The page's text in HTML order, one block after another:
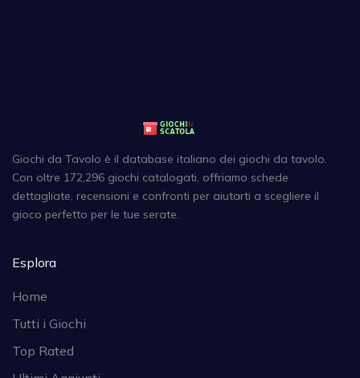
Giochi da Tavolo è il database italiano dei giochi da tavolo.
Con oltre 172,296 giochi catalogati, offriamo schede
dettagliate, recensioni e confronti per aiutarti a scegliere il
gioco perfetto per le tue serate.
Esplora
Home
Tutti i Giochi
Top Rated